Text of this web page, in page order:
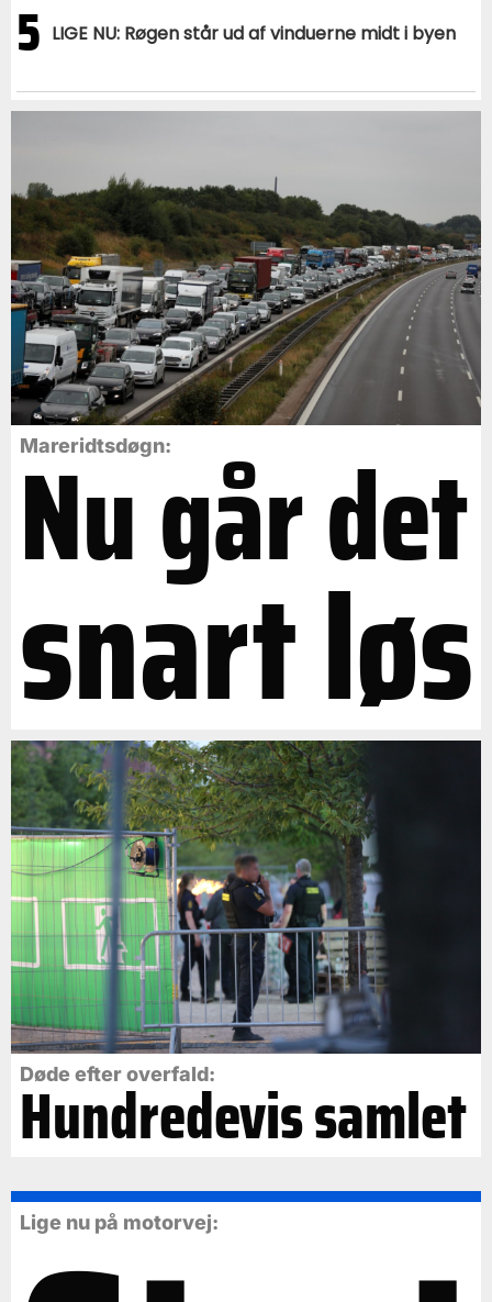
5 LIGE NU: Røgen står ud af vinduerne midt i byen
Mareridtsdøgn:
Nu går det
snart løs
Døde efter overfald:
Hundredevis samlet
Lige nu på motorvej: